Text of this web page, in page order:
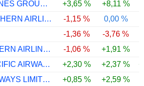
LATAM AIRLINES GROUP S.A.
+3,65 % +8,11 %
CHINA SOUTHERN AIRLINES COMPANY LIMITED
-1,15 % 0,00 %
-1,36 % -3,76 %
CHINA EASTERN AIRLINES CORPORATION LIMITED
-1,06 % +1,91 %
CATHAY PACIFIC AIRWAYS LIMITED
+2,30 % +2,37 %
QANTAS AIRWAYS LIMITED
+0,85 % +2,59 %